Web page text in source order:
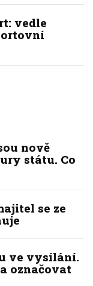
vedle
nově
státu. Co
se ze
ve vysílání.
označovat